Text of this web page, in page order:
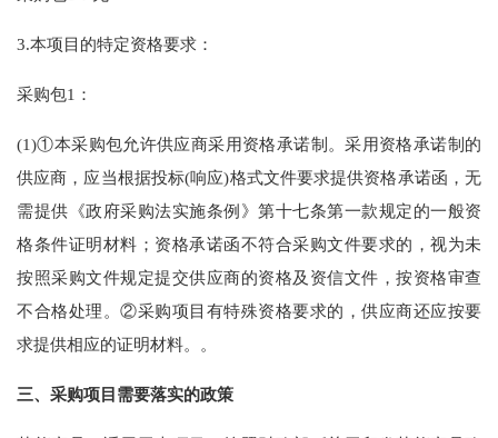
3.本项目的特定资格要求：
采购包1：
(1)①本采购包允许供应商采用资格承诺制。采用资格承诺制的
供应商，应当根据投标(响应)格式文件要求提供资格承诺函，无
需提供《政府采购法实施条例》第十七条第一款规定的一般资
格条件证明材料；资格承诺函不符合采购文件要求的，视为未
按照采购文件规定提交供应商的资格及资信文件，按资格审查
不合格处理。②采购项目有特殊资格要求的，供应商还应按要
求提供相应的证明材料。。
三、采购项目需要落实的政策